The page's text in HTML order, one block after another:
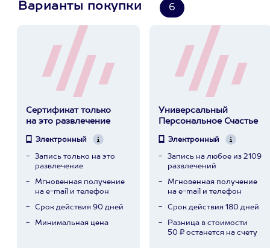
Варианты покупки 6
Сертификат только
на это развлечение
Электронный
Запись только на это
развлечение
Мгновенная получение
на e-mail и телефон
Срок действия 90 дней
Минимальная цена
Универсальный
Персональное Счастье
Электронный
Запись на любое из 2109
развлечений
Мгновенная получение
на e-mail и телефон
Срок действия 180 дней
Разница в стоимости
50 ₽ останется на счету